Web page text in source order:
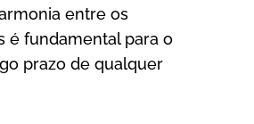
entre os
é fundamental para o
prazo de qualquer